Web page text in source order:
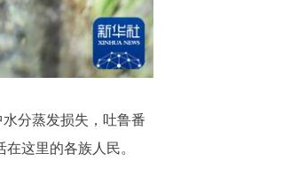
分蒸发损失，吐鲁番
这里的各族人民。